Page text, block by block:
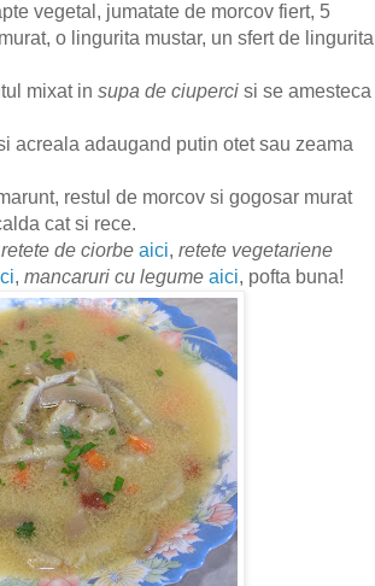
vegetal, jumatate de morcov fiert, 5
o lingurita mustar, un sfert de lingurita
mixat in supa de ciuperci si se amesteca
acreala adaugand putin otet sau zeama
restul de morcov si gogosar murat
cat si rece.
retete de ciorbe aici, retete vegetariene
, mancaruri cu legume aici, pofta buna!